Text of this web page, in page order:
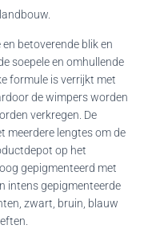
betoverende blik en
soepele en omhullende
formule is verrijkt met
de wimpers worden
verkregen. De
meerdere lengtes om de
op het
gepigmenteerd met
intens gepigmenteerde
zwart, bruin, blauw